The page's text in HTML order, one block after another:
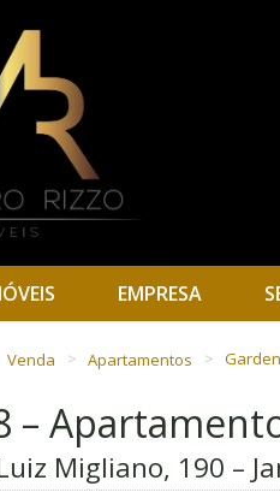
EMPRESA
Venda Apartamentos Garden
–
Migliano, 190 –